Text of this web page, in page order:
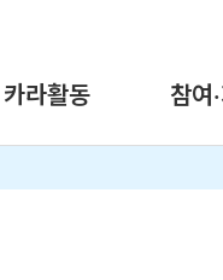
카라활동 참여